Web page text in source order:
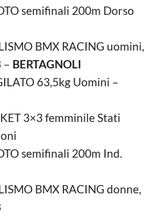
semifinali 200m Dorso
BMX RACING uomini,
– BERTAGNOLI
63,5kg Uomini –
3×3 femminile Stati
semifinali 200m Ind.
BMX RACING donne,